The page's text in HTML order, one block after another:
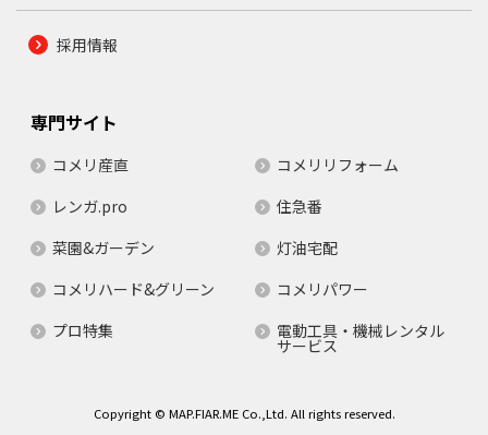
採用情報
専門サイト
コメリ産直
コメリリフォーム
レンガ.pro
住急番
菜園&ガーデン
灯油宅配
コメリハード&グリーン
コメリパワー
プロ特集
電動工具・機械レンタル
サービス
Copyright © MAP.FIAR.ME Co.,Ltd. All rights reserved.